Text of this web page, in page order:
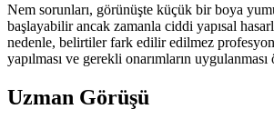
Nem sorunları, görünüşte küçük bir boya
başlayabilir ancak zamanla ciddi yapısal
nedenle, belirtiler fark edilir edilmez
yapılması ve gerekli onarımların uygulanması
Uzman Görüşü